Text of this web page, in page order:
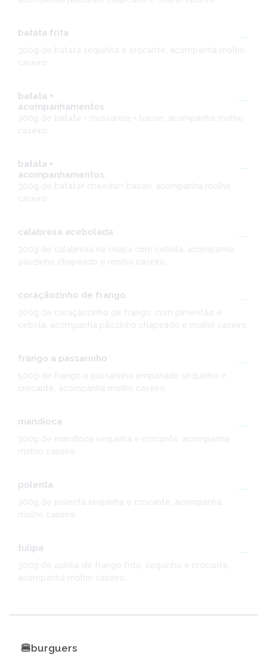
batata frita
---
300g de batata sequinha e crocante, acompanha molho
caseiro.
batata +
acompanhamentos
---
300g de batata + mussarela + bacon, acompanha molho
caseiro.
batata +
acompanhamentos
---
300g de batata+ cheedar+ bacon, acompanha molho
caseiro.
calabresa acebolada
---
300g de calabresa na chapa com cebola, acompanha
pãozinho chapeado e molho caseiro.
coraçãozinho de frango.
---
300g de coraçãozinho de frango, com pimentâo e
cebola, acompanha pãozinho chapeado e molho caseiro.
frango a passarinho
---
500g de frango a passarinho empanado sequinho e
crocante, acompanha molho caseiro.
mandioca
---
300g de mandioca sequinha e crocante, acompanha
molho caseiro.
polenta
---
300g de polenta sequinha e crocante, acompanha
molho caseiro.
tulipa
---
300g de asinha de frango frito, sequinho e crocante,
acompanha molho caseiro.
🍔burguers